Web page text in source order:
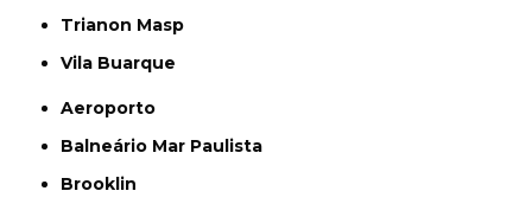
Trianon Masp
Vila Buarque
Aeroporto
Balneário Mar Paulista
Brooklin